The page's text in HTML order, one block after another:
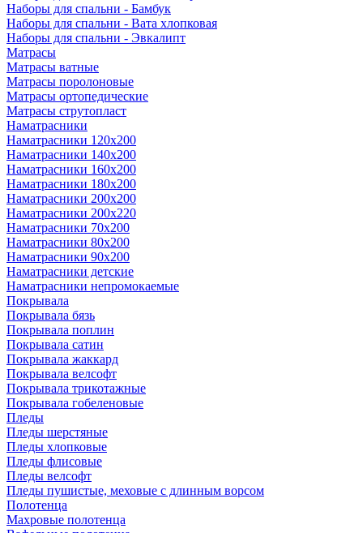
Наборы для спальни - Бамбук
Наборы для спальни - Вата хлопковая
Наборы для спальни - Эвкалипт
Матрасы
Матрасы ватные
Матрасы поролоновые
Матрасы ортопедические
Матрасы струтопласт
Наматрасники
Наматрасники 120х200
Наматрасники 140х200
Наматрасники 160х200
Наматрасники 180х200
Наматрасники 200х200
Наматрасники 200х220
Наматрасники 70х200
Наматрасники 80х200
Наматрасники 90х200
Наматрасники детские
Наматрасники непромокаемые
Покрывала
Покрывала бязь
Покрывала поплин
Покрывала сатин
Покрывала жаккард
Покрывала велсофт
Покрывала трикотажные
Покрывала гобеленовые
Пледы
Пледы шерстяные
Пледы хлопковые
Пледы флисовые
Пледы велсофт
Пледы пушистые, меховые с длинным ворсом
Полотенца
Махровые полотенца